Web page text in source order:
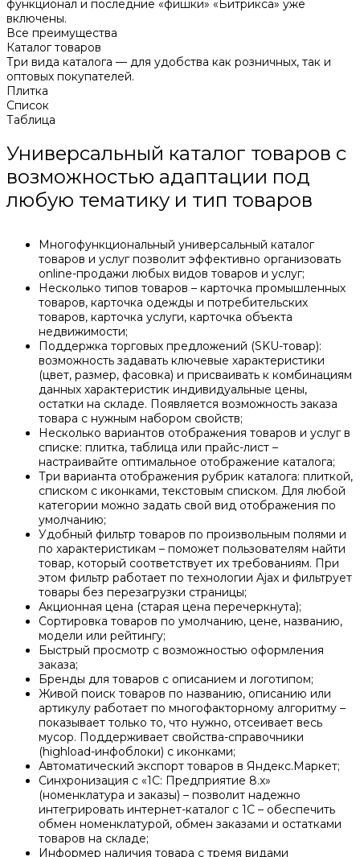
функционал и последние «фишки» «Битрикса» уже
включены.
Все преимущества
Каталог товаров
Три вида каталога — для удобства как розничных, так и
оптовых покупателей.
Плитка
Список
Таблица
Универсальный каталог товаров с
возможностью адаптации под
любую тематику и тип товаров
Многофункциональный универсальный каталог
товаров и услуг позволит эффективно организовать
online-продажи любых видов товаров и услуг;
Несколько типов товаров – карточка промышленных
товаров, карточка одежды и потребительских
товаров, карточка услуги, карточка объекта
недвижимости;
Поддержка торговых предложений (SKU-товар):
возможность задавать ключевые характеристики
(цвет, размер, фасовка) и присваивать к комбинациям
данных характеристик индивидуальные цены,
остатки на складе. Появляется возможность заказа
товара с нужным набором свойств;
Несколько вариантов отображения товаров и услуг в
списке: плитка, таблица или прайс-лист –
настраивайте оптимальное отображение каталога;
Три варианта отображения рубрик каталога: плиткой,
списком с иконками, текстовым списком. Для любой
категории можно задать свой вид отображения по
умолчанию;
Удобный фильтр товаров по произвольным полями и
по характеристикам – поможет пользователям найти
товар, который соответствует их требованиям. При
этом фильтр работает по технологии Ajax и фильтрует
товары без перезагрузки страницы;
Акционная цена (старая цена перечеркнута);
Сортировка товаров по умолчанию, цене, названию,
модели или рейтингу;
Быстрый просмотр с возможностью оформления
заказа;
Бренды для товаров с описанием и логотипом;
Живой поиск товаров по названию, описанию или
артикулу работает по многофакторному алгоритму –
показывает только то, что нужно, отсеивает весь
мусор. Поддерживает свойства-справочники
(highload-инфоблоки) с иконками;
Автоматический экспорт товаров в Яндекс.Маркет;
Синхронизация с «1С: Предприятие 8.х»
(номенклатура и заказы) – позволит надежно
интегрировать интернет-каталог с 1С – обеспечить
обмен номенклатурой, обмен заказами и остатками
товаров на складе;
Информер наличия товара с тремя видами